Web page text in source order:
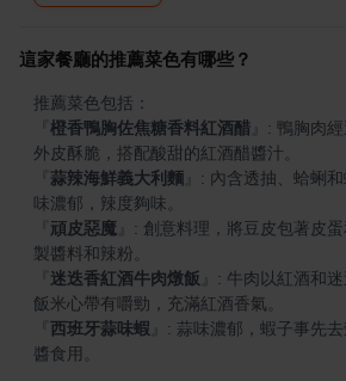
這家餐廳的推薦菜色有哪些？
橙香鴨胸佐焦糖香料紅酒醋
: 鴨胸肉
蒜辣海鮮義大利麵
: 內含透抽、蛤蜊
頑皮惡魔
: 創意料理，將豆皮包著皮
迷迭香紅酒牛肉燉飯
: 牛肉以紅酒和
西班牙蒜味蝦
: 蒜味濃郁，蝦子事先
醬食用。